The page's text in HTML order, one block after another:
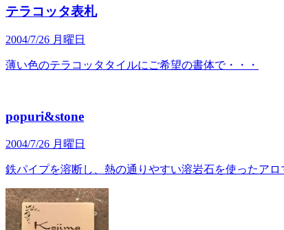
テラコッタ表札
2004/7/26 月曜日
薄い色のテラコッタタイルにご希望の書体で・・・
popuri&stone
2004/7/26 月曜日
鉄パイプを溶断し、熱の通りやすい溶岩石を使ったア